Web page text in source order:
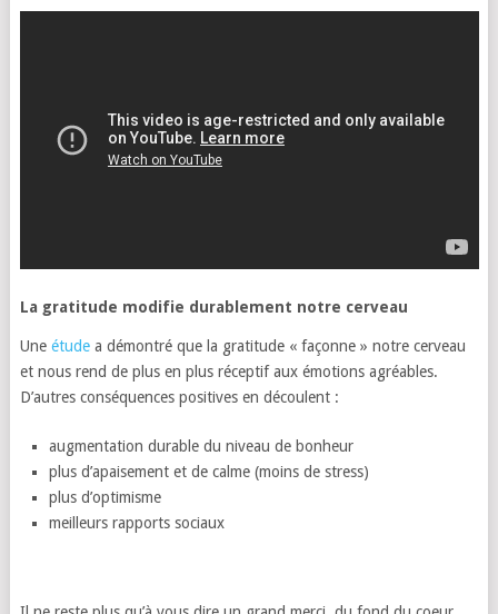
La gratitude modifie durablement notre cerveau
Une étudea démontré que la gratitude « façonne » notre cerveau
et nous rend de plus en plus réceptif aux émotions agréables.
D’autres conséquences positives en découlent :
augmentation durable du niveau de bonheur
plus d’apaisement et de calme (moins de stress)
plus d’optimisme
meilleurs rapports sociaux